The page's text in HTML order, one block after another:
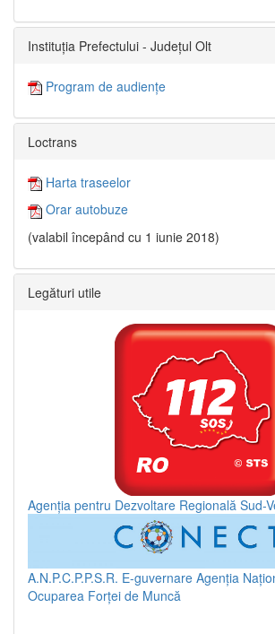
Instituția Prefectului - Județul Olt
Program de audiențe
Loctrans
Harta traseelor
Orar autobuze
(valabil începând cu 1 iunie 2018)
Legături utile
Agenția pentru Dezvoltare Regională Sud-
A.N.P.C.P.P.S.R. E-guvernare Agenția
Ocuparea Forței de Muncă